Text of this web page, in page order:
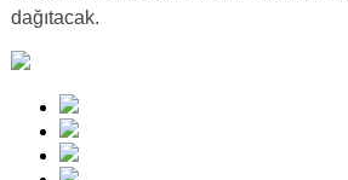
dağıtacak.